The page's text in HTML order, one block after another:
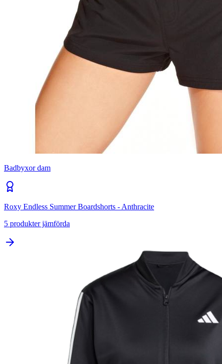
Badbyxor dam
Roxy Endless Summer Boardshorts - Anthracite
5 produkter jämförda